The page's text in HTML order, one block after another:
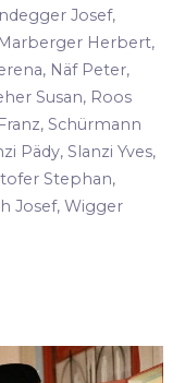
Josef,
Herbert,
Näf Peter,
Susan, Roos
Schürmann
Pädy, Slanzi Yves,
Stephan,
Josef, Wigger